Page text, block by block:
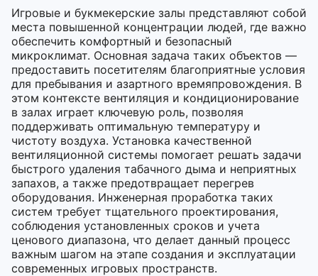
Игровые и букмекерские залы представляют собой
места повышенной концентрации людей, где важно
обеспечить комфортный и безопасный
микроклимат. Основная задача таких объектов —
предоставить посетителям благоприятные условия
для пребывания и азартного времяпровождения. В
этом контексте вентиляция и кондиционирование
в залах играет ключевую роль, позволяя
поддерживать оптимальную температуру и
чистоту воздуха. Установка качественной
вентиляционной системы помогает решать задачи
быстрого удаления табачного дыма и неприятных
запахов, а также предотвращает перегрев
оборудования. Инженерная проработка таких
систем требует тщательного проектирования,
соблюдения установленных сроков и учета
ценового диапазона, что делает данный процесс
важным шагом на этапе создания и эксплуатации
современных игровых пространств.